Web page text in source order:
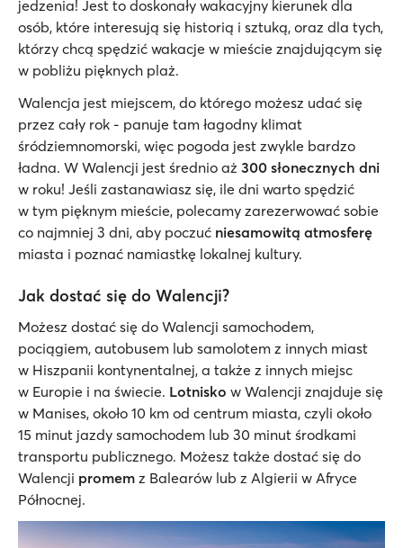
jedzenia! Jest to doskonały wakacyjny kierunek dla
osób, które interesują się historią i sztuką, oraz dla tych,
którzy chcą spędzić wakacje w mieście znajdującym się
w pobliżu pięknych plaż.
Walencja jest miejscem, do którego możesz udać się
przez cały rok - panuje tam łagodny klimat
śródziemnomorski, więc pogoda jest zwykle bardzo
ładna. W Walencji jest średnio aż 300 słonecznych dni
w roku! Jeśli zastanawiasz się, ile dni warto spędzić
w tym pięknym mieście, polecamy zarezerwować sobie
co najmniej 3 dni, aby poczuć niesamowitą atmosferę
miasta i poznać namiastkę lokalnej kultury.
Jak dostać się do Walencji?
Możesz dostać się do Walencji samochodem,
pociągiem, autobusem lub samolotem z innych miast
w Hiszpanii kontynentalnej, a także z innych miejsc
w Europie i na świecie. Lotnisko w Walencji znajduje się
w Manises, około 10 km od centrum miasta, czyli około
15 minut jazdy samochodem lub 30 minut środkami
transportu publicznego. Możesz także dostać się do
Walencji promem z Balearów lub z Algierii w Afryce
Północnej.